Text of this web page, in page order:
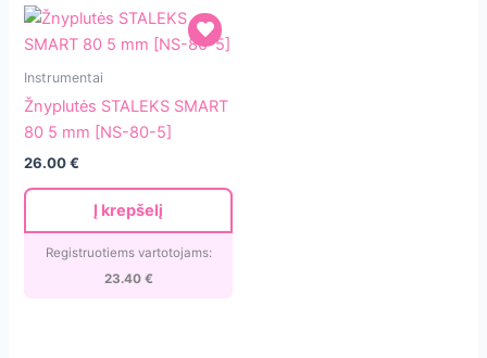
Žnyplutės
STALEKS
SMART
5
mm
80-
Instrumentai
Žnyplutės STALEKS SMART
80 5 mm [NS-80-5]
26.00€
Į krepšelį
Registruotiems vartotojams:
23.40 €